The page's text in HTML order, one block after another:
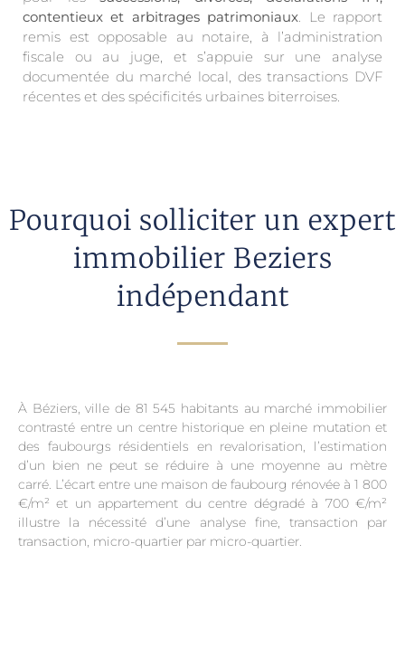
contentieux et arbitrages patrimoniaux. Le rapport
remis est opposable au notaire, à l’administration
fiscale ou au juge, et s’appuie sur une analyse
documentée du marché local, des transactions DVF
récentes et des spécificités urbaines biterroises.
Pourquoi solliciter un expert
immobilier Beziers
indépendant
À Béziers, ville de 81 545 habitants au marché immobilier
contrasté entre un centre historique en pleine mutation et
des faubourgs résidentiels en revalorisation, l’estimation
d’un bien ne peut se réduire à une moyenne au mètre
carré. L’écart entre une maison de faubourg rénovée à 1 800
€/m² et un appartement du centre dégradé à 700 €/m²
illustre la nécessité d’une analyse fine, transaction par
transaction, micro-quartier par micro-quartier.